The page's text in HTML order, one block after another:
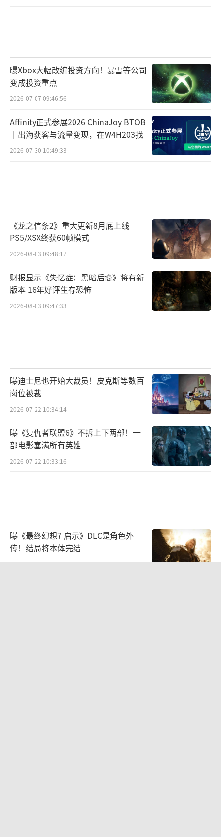
曝Xbox大幅改编投资方向！暴雪等公司
变成投资重点
2026-07-07 09:46:56
Affinity正式参展2026 ChinaJoy BTOB
｜出海获客与流量变现，在W4H203找
2026-07-30 10:49:33
《龙之信条2》重大更新8月底上线
PS5/XSX终获60帧模式
2026-08-03 09:48:17
财报显示《失忆症：黑暗后裔》将有新
版本 16年好评生存恐怖
2026-08-03 09:47:33
曝迪士尼也开始大裁员！皮克斯等数百
岗位被裁
2026-07-22 10:34:14
曝《复仇者联盟6》不拆上下两部！一
部电影塞满所有英雄
2026-07-22 10:33:16
曝《最终幻想7 启示》DLC是角色外
传！结局将本体完结
2026-08-03 09:48:34